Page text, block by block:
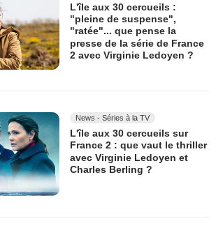
L'île aux 30 cercueils :
"pleine de suspense",
"ratée"... que pense la
presse de la série de France
2 avec Virginie Ledoyen ?
News - Séries à la TV
L'île aux 30 cercueils sur
France 2 : que vaut le thriller
avec Virginie Ledoyen et
Charles Berling ?